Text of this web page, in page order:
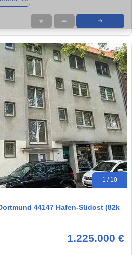
★ ➦ ➜
1 / 10
44147 Hafen-Südost (82k
1.225.000 €